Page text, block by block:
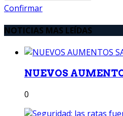
Confirmar
NOTICIAS MAS LEÍDAS
NUEVOS
0